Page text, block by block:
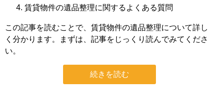
賃貸物件の遺品整理に関するよくある質問
この記事を読むことで、賃貸物件の遺品整理について詳し
く分かります。まずは、記事をじっくり読んでみてくださ
い。
続きを読む